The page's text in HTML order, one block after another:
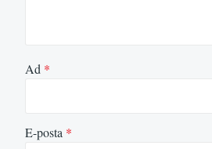
Ad *
E-posta *